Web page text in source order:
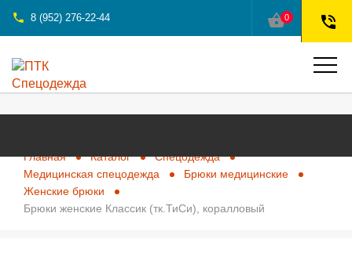
phone 8 (952) 276-22-44 shopping_basket0 phone_in_talk
Главная Каталог
Спецодежда
Медицинская спецодежда
Брюки медицинские
Женские брюки
Брюки женские Классик (тк.ТиСи), коралловый